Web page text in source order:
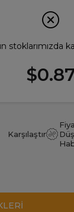
stoklarımızda
Karşılaştır